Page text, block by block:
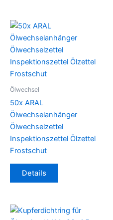
Ölwechsel
50x ARAL
Ölwechselanhänger
Ölwechselzettel
Inspektionszettel Ölzettel
Frostschut
Details